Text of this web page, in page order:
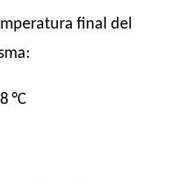
final del
°C